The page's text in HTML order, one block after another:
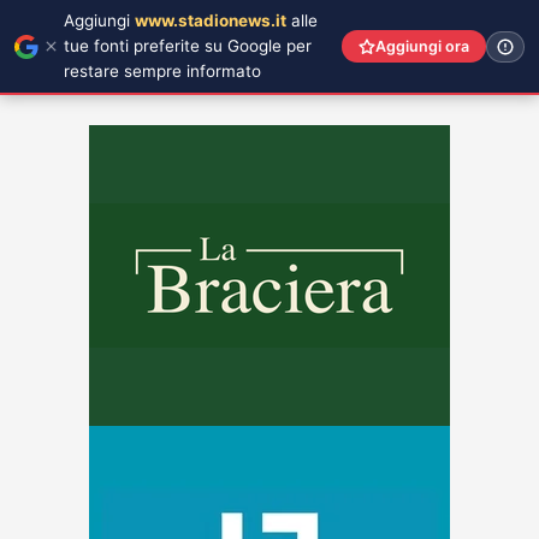
Aggiungi www.stadionews.it alle
tue fonti preferite su Google per
restare sempre informato
Aggiungi ora